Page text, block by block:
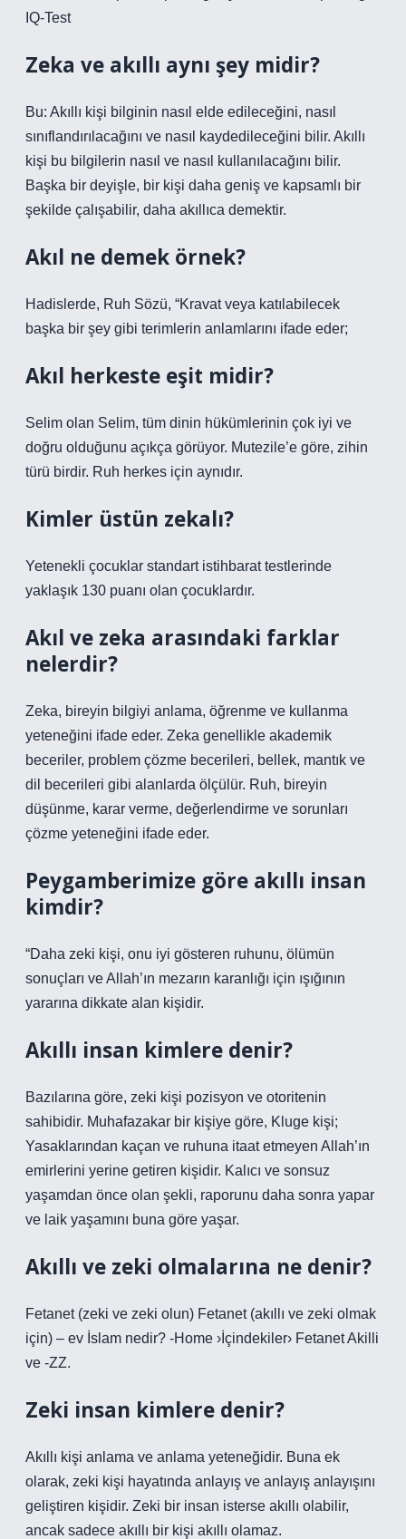
IQ-Test
Zeka ve akıllı aynı şey midir?
Bu: Akıllı kişi bilginin nasıl elde edileceğini, nasıl
sınıflandırılacağını ve nasıl kaydedileceğini bilir. Akıllı
kişi bu bilgilerin nasıl ve nasıl kullanılacağını bilir.
Başka bir deyişle, bir kişi daha geniş ve kapsamlı bir
şekilde çalışabilir, daha akıllıca demektir.
Akıl ne demek örnek?
Hadislerde, Ruh Sözü, “Kravat veya katılabilecek
başka bir şey gibi terimlerin anlamlarını ifade eder;
Akıl herkeste eşit midir?
Selim olan Selim, tüm dinin hükümlerinin çok iyi ve
doğru olduğunu açıkça görüyor. Mutezile’e göre, zihin
türü birdir. Ruh herkes için aynıdır.
Kimler üstün zekalı?
Yetenekli çocuklar standart istihbarat testlerinde
yaklaşık 130 puanı olan çocuklardır.
Akıl ve zeka arasındaki farklar
nelerdir?
Zeka, bireyin bilgiyi anlama, öğrenme ve kullanma
yeteneğini ifade eder. Zeka genellikle akademik
beceriler, problem çözme becerileri, bellek, mantık ve
dil becerileri gibi alanlarda ölçülür. Ruh, bireyin
düşünme, karar verme, değerlendirme ve sorunları
çözme yeteneğini ifade eder.
Peygamberimize göre akıllı insan
kimdir?
“Daha zeki kişi, onu iyi gösteren ruhunu, ölümün
sonuçları ve Allah’ın mezarın karanlığı için ışığının
yararına dikkate alan kişidir.
Akıllı insan kimlere denir?
Bazılarına göre, zeki kişi pozisyon ve otoritenin
sahibidir. Muhafazakar bir kişiye göre, Kluge kişi;
Yasaklarından kaçan ve ruhuna itaat etmeyen Allah’ın
emirlerini yerine getiren kişidir. Kalıcı ve sonsuz
yaşamdan önce olan şekli, raporunu daha sonra yapar
ve laik yaşamını buna göre yaşar.
Akıllı ve zeki olmalarına ne denir?
Fetanet (zeki ve zeki olun) Fetanet (akıllı ve zeki olmak
için) – ev İslam nedir? -Home ›İçindekiler› Fetanet Akilli
ve -ZZ.
Zeki insan kimlere denir?
Akıllı kişi anlama ve anlama yeteneğidir. Buna ek
olarak, zeki kişi hayatında anlayış ve anlayış anlayışını
geliştiren kişidir. Zeki bir insan isterse akıllı olabilir,
ancak sadece akıllı bir kişi akıllı olamaz.